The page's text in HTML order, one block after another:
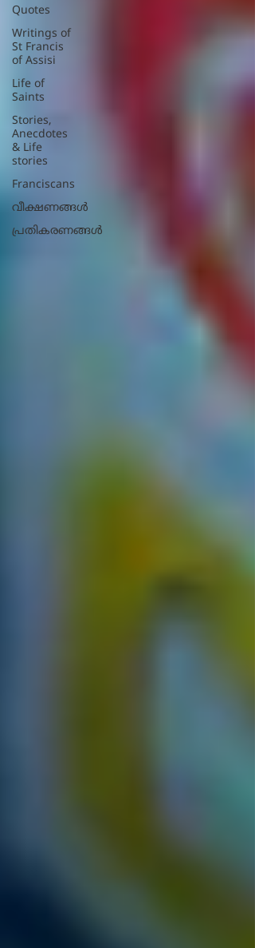
Quotes
Writings of
St Francis
of Assisi
Life of
Saints
Stories,
Anecdotes
& Life
stories
Franciscans
വീക്ഷണങ്ങൾ
പ്രതികരണങ്ങള്‍